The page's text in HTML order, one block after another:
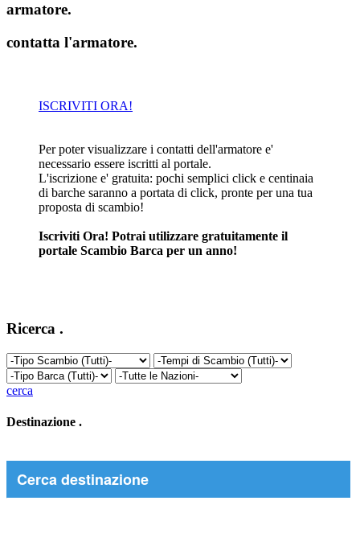
armatore.
contatta l'armatore.
ISCRIVITI ORA!
Per poter visualizzare i contatti dell'armatore e'
necessario essere iscritti al portale.
L'iscrizione e' gratuita: pochi semplici click e centinaia
di barche saranno a portata di click, pronte per una tua
proposta di scambio!
Iscriviti Ora! Potrai utilizzare gratuitamente il
portale Scambio Barca per un anno!
Ricerca .
cerca
Destinazione .